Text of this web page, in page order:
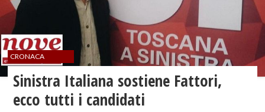
CRONACA
Sinistra Italiana sostiene Fattori,
ecco tutti i candidati